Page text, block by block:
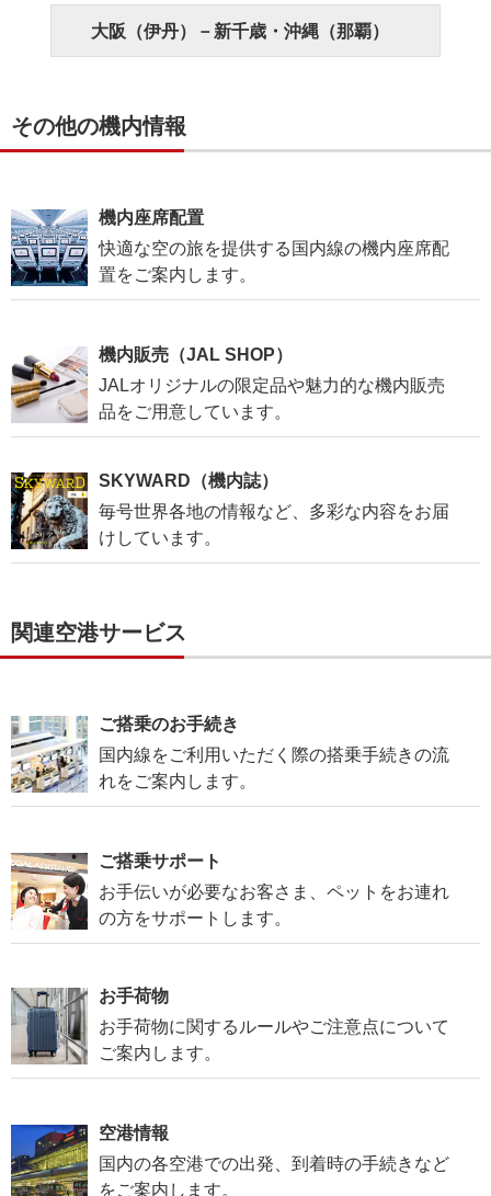
大阪（伊丹）－新千歳・沖縄（那覇）
その他の機内情報
機内座席配置
快適な空の旅を提供する国内線の機内座席配
置をご案内します。
機内販売（JAL SHOP）
JALオリジナルの限定品や魅力的な機内販売
品をご用意しています。
SKYWARD（機内誌）
毎号世界各地の情報など、多彩な内容をお届
けしています。
関連空港サービス
ご搭乗のお手続き
国内線をご利用いただく際の搭乗手続きの流
れをご案内します。
ご搭乗サポート
お手伝いが必要なお客さま、ペットをお連れ
の方をサポートします。
お手荷物
お手荷物に関するルールやご注意点について
ご案内します。
空港情報
国内の各空港での出発、到着時の手続きなど
をご案内します。